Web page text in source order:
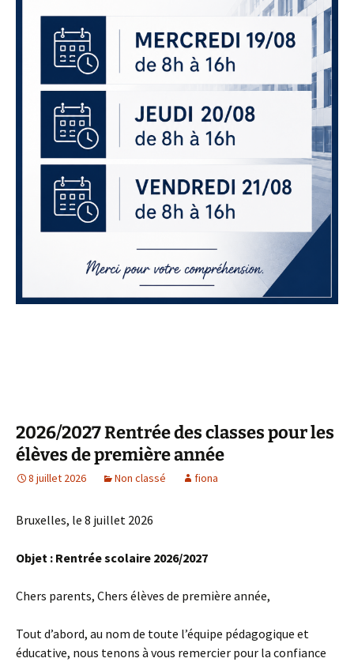
2026/2027 Rentrée des classes pour les
élèves de première année
8 juillet 2026 Non classé fiona
Bruxelles, le 8 juillet 2026
Objet : Rentrée scolaire 2026/2027
Chers parents, Chers élèves de première année,
Tout d’abord, au nom de toute l’équipe pédagogique et
éducative, nous tenons à vous remercier pour la confiance